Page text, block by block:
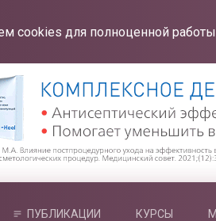
cookies для полноценной работы
ПУБЛИКАЦИИ КУРСЫ